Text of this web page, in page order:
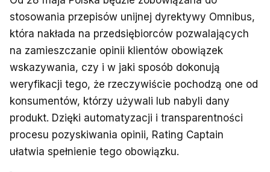
stosowania przepisów unijnej dyrektywy Omnibus,
która nakłada na przedsiębiorców pozwalających
na zamieszczanie opinii klientów obowiązek
wskazywania, czy i w jaki sposób dokonują
weryfikacji tego, że rzeczywiście pochodzą one od
konsumentów, którzy używali lub nabyli dany
produkt. Dzięki automatyzacji i transparentności
procesu pozyskiwania opinii, Rating Captain
ułatwia spełnienie tego obowiązku.